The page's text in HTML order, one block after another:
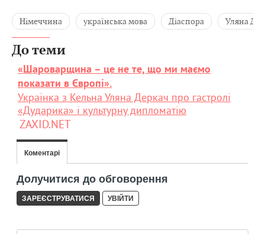
Німеччина українська мова Діаспора Уляна
До теми
«Шароварщина – це не те, що ми маємо
показати в Європі».
Українка з Кельна Уляна Деркач про гастролі
«Дударика» і культурну дипломатію
ZAXID.NET